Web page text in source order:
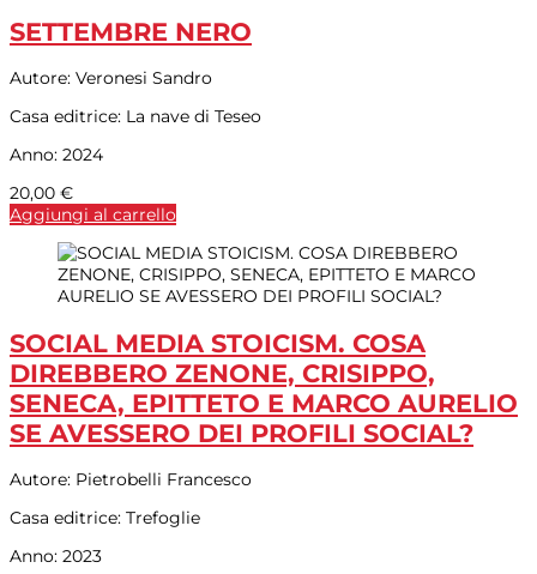
SETTEMBRE NERO
Autore: Veronesi Sandro
Casa editrice: La nave di Teseo
Anno: 2024
20,00 €
Aggiungi al carrello
SOCIAL MEDIA STOICISM. COSA
DIREBBERO ZENONE, CRISIPPO,
SENECA, EPITTETO E MARCO AURELIO
SE AVESSERO DEI PROFILI SOCIAL?
Autore: Pietrobelli Francesco
Casa editrice: Trefoglie
Anno: 2023